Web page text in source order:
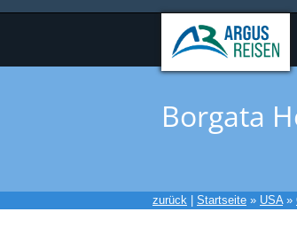
Borgata
zurück Startseite » USA»